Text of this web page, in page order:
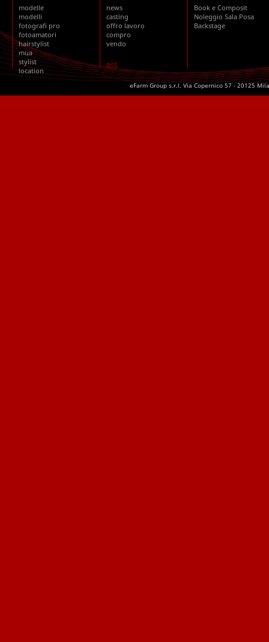
modelle
modelli
fotografi pro
fotoamatori
hairstylist
mua
stylist
location
news
casting
offro lavoro
compro
vendo
RSS
Book e Composit
Noleggio Sala Posa
Backstage
eFarm Group s.r.l. Via Copernico 57 - 20125